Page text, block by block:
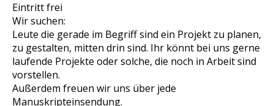
Eintritt frei
Wir suchen:
Leute die gerade im Begriff sind ein Projekt zu planen,
zu gestalten, mitten drin sind. Ihr könnt bei uns gerne
laufende Projekte oder solche, die noch in Arbeit sind
vorstellen.
Außerdem freuen wir uns über jede
Manuskripteinsendung.